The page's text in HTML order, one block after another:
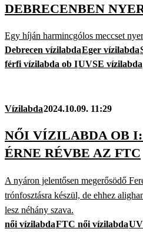
DEBRECENBEN
Egy híján harmincgólos meccset
Debrecen vízilabdaEger vízilabda
férfi vízilabda ob IUVSE vízilabda
Vízilabda2024.10.09. 11:29
NŐI VÍZILABDA OB
ÉRNE RÉVBE AZ FTC
A nyáron jelentősen megerősödő
trónfosztásra készül, de ehhez
lesz néhány szava.
női vízilabdaFTC női vízilabda